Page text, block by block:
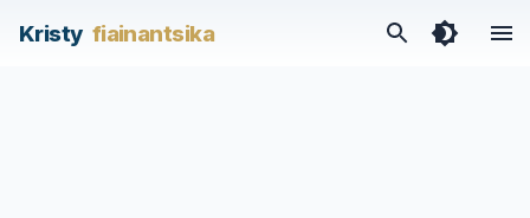
Kristy fiainantsika